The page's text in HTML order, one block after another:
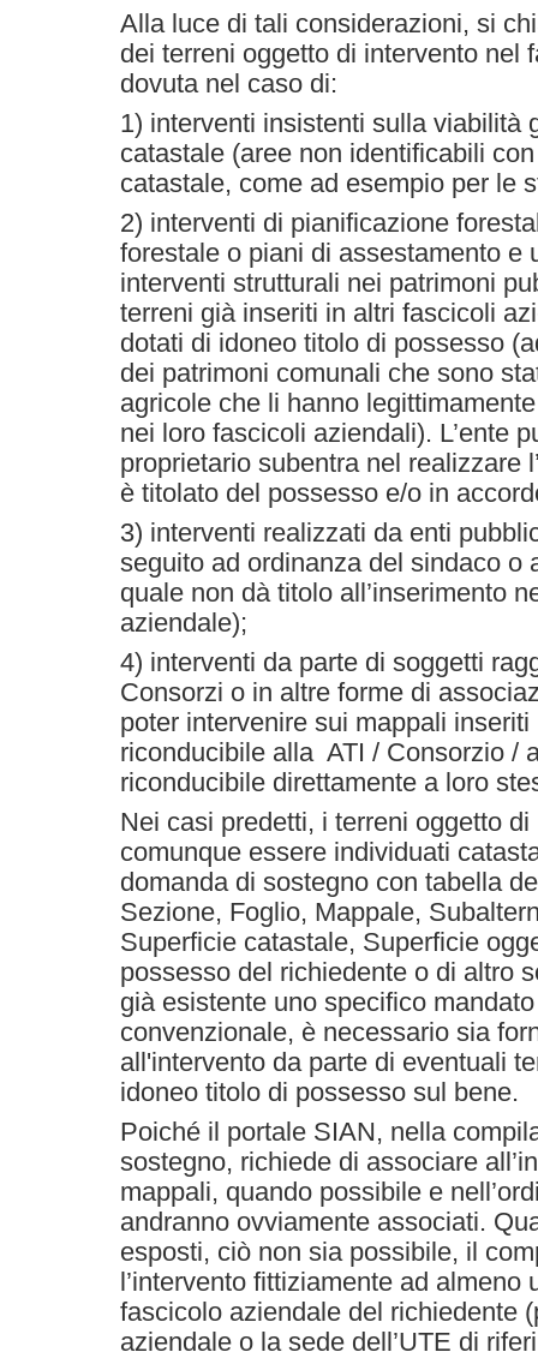
Alla luce di tali considerazioni, si
dei terreni oggetto di intervento nel
dovuta nel caso di:
1) interventi insistenti sulla viabilità
catastale (aree non identificabili
catastale, come ad esempio per le
2) interventi di pianificazione
forestale o piani di assestamento e
interventi strutturali nei patrimoni
terreni già inseriti in altri fascicoli
dotati di idoneo titolo di possesso
dei patrimoni comunali che sono
agricole che li hanno
nei loro fascicoli aziendali). L’ente
proprietario subentra nel realizzare
è titolato del possesso e/o in
3) interventi realizzati da enti
seguito ad ordinanza del sindaco o
quale non dà titolo all’inserimento
aziendale);
4) interventi da parte di soggetti
Consorzi o in altre forme di
poter intervenire sui mappali
riconducibile alla ATI / Consorzio /
riconducibile direttamente a loro
Nei casi predetti, i terreni oggetto
comunque essere individuati
domanda di sostegno con tabella
Sezione, Foglio, Mappale,
Superficie catastale, Superficie
possesso del richiedente o di altro
già esistente uno specifico
convenzionale, è necessario sia
all'intervento da parte di eventuali
idoneo titolo di possesso sul bene.
Poiché il portale SIAN, nella
sostegno, richiede di associare
mappali, quando possibile e
andranno ovviamente associati.
esposti, ciò non sia possibile, il
l’intervento fittiziamente ad almeno
fascicolo aziendale del richiedente
aziendale o la sede dell’UTE di